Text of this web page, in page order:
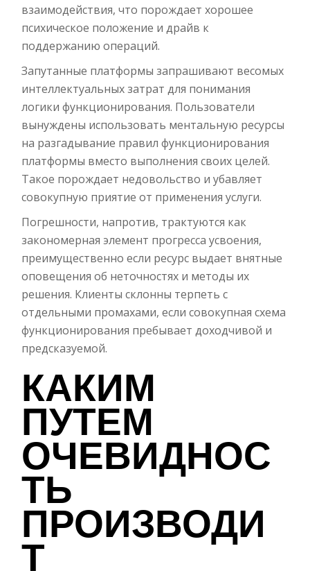
взаимодействия, что порождает хорошее
психическое положение и драйв к
поддержанию операций.
Запутанные платформы запрашивают весомых
интеллектуальных затрат для понимания
логики функционирования. Пользователи
вынуждены использовать ментальную ресурсы
на разгадывание правил функционирования
платформы вместо выполнения своих целей.
Такое порождает недовольство и убавляет
совокупную приятие от применения услуги.
Погрешности, напротив, трактуются как
закономерная элемент прогресса усвоения,
преимущественно если ресурс выдает внятные
оповещения об неточностях и методы их
решения. Клиенты склонны терпеть с
отдельными промахами, если совокупная схема
функционирования пребывает доходчивой и
предсказуемой.
КАКИМ
ПУТЕМ
ОЧЕВИДНОС
ТЬ
ПРОИЗВОДИ